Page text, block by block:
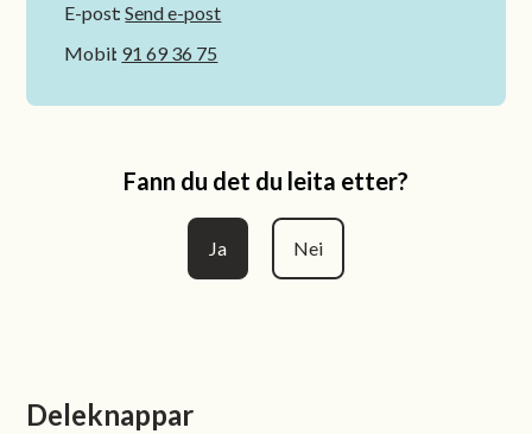
E-post Send e-post
Mobil 91 69 36 75
Fann du det du leita etter?
Ja Nei
Deleknappar